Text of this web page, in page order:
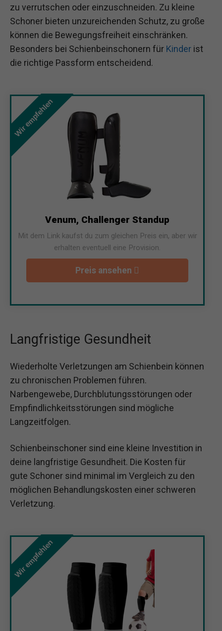
zu verrutschen oder einzuschneiden. Zu kleine
Schoner bieten unzureichenden Schutz, zu große
können die Bewegungsfreiheit einschränken.
Besonders bei Schienbeinschonern für Kinder ist
die richtige Passform entscheidend.
Wir empfehlen
Venum, Challenger Standup
Mit dem Link kaufst du zum gleichen Preis ein, aber wir
erhalten eventuell eine Provision.
Preis ansehen
Langfristige Gesundheit
Wiederholte Verletzungen am Schienbein können
zu chronischen Problemen führen.
Narbengewebe, Durchblutungsstörungen oder
Empfindlichkeitsstörungen sind mögliche
Langzeitfolgen.
Schienbeinschoner sind eine kleine Investition in
deine langfristige Gesundheit. Die Kosten für
gute Schoner sind minimal im Vergleich zu den
möglichen Behandlungskosten einer schweren
Verletzung.
Wir empfehlen